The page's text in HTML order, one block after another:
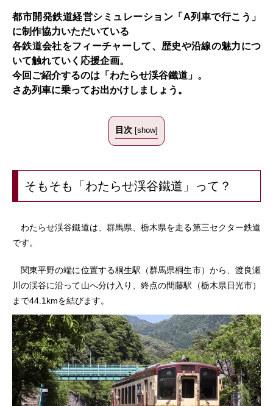
都市開発鉄道経営シミュレーション「A列車で行こう」
に制作協力いただいている
各鉄道会社をフィーチャーして、歴史や沿線の魅力につ
いて触れていく応援企画。
今回ご紹介するのは「わたらせ渓谷鐵道」。
さあ列車に乗ってお出かけしましょう。
目次 show]
そもそも「わたらせ渓谷鐵道」って？
わたらせ渓谷鐵道は、群馬県、栃木県を走る第三セクター鉄道
です。
関東平野の端に位置する桐生駅（群馬県桐生市）から、渡良瀬
川の渓谷に沿って山へ分け入り、終点の間藤駅（栃木県日光市）
まで44.1kmを結びます。